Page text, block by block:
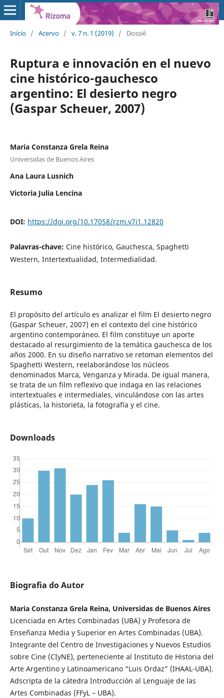
Início / Acervo / v. 7 n. 1 (2019) / Dossiê
Ruptura e innovación en el nuevo
cine histórico-gauchesco
argentino: El desierto negro
(Gaspar Scheuer, 2007)
Maria Constanza Grela Reina
Universidas de Buenos Aires
Ana Laura Lusnich
Victoria Julia Lencina
DOI: https://doi.org/10.17058/rzm.v7i1.12820
Palavras-chave: Cine histórico, Gauchesca, Spaghetti
Western, Intertextualidad, Intermedialidad.
Resumo
El propósito del artículo es analizar el film El desierto negro
(Gaspar Scheuer, 2007) en el contexto del cine histórico
argentino contemporáneo. El film constituye un aporte
destacado al resurgimiento de la temática gauchesca de los
años 2000. En su diseño narrativo se retoman elementos del
Spaghetti Western, reelaborándose los núcleos
denominados Marca, Venganza y Mirada. De igual manera,
se trata de un film reflexivo que indaga en las relaciones
intertextuales e intermediales, vinculándose con las artes
plásticas, la historieta, la fotografía y el cine.
Downloads
Biografia do Autor
Maria Constanza Grela Reina, Universidas de Buenos Aires
Licenciada en Artes Combinadas (UBA) y Profesora de
Enseñanza Media y Superior en Artes Combinadas (UBA).
Integrante del Centro de Investigaciones y Nuevos Estudios
sobre Cine (CIyNE), perteneciente al Instituto de Historia del
Arte Argentino y Latinoamericano “Luis Ordaz” (IHAAL-UBA).
Adscripta de la cátedra Introducción al Lenguaje de las
Artes Combinadas (FFyL – UBA).